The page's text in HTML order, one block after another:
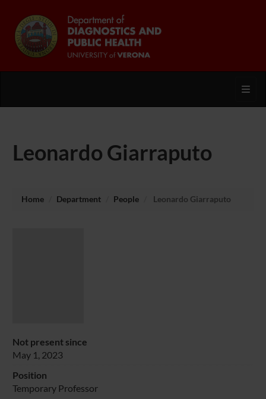
Leonardo Giarraputo
Home Department People Leonardo Giarraputo
Not present since
May 1, 2023
Position
Temporary Professor